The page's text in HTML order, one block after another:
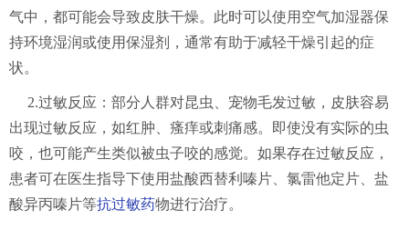
气中，都可能会导致皮肤干燥。此时可以使用空气加湿器保
持环境湿润或使用保湿剂，通常有助于减轻干燥引起的症
状。
2.过敏反应：部分人群对昆虫、宠物毛发过敏，皮肤容易
出现过敏反应，如红肿、瘙痒或刺痛感。即使没有实际的虫
咬，也可能产生类似被虫子咬的感觉。如果存在过敏反应，
患者可在医生指导下使用盐酸西替利嗪片、氯雷他定片、盐
酸异丙嗪片等抗过敏药物进行治疗。